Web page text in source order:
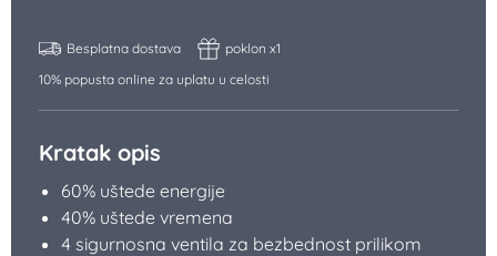
Besplatna dostava
poklon x1
10% popusta online za uplatu u celosti
Kratak opis
60% uštede energije
40% uštede vremena
4 sigurnosna ventila za bezbednost prilikom